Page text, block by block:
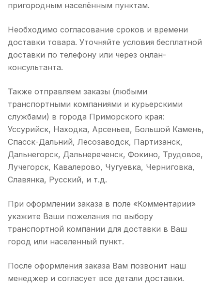
пригородным населённым пунктам.
Необходимо согласование сроков и времени
доставки товара. Уточняйте условия бесплатной
доставки по телефону или через онлан-
консультанта.
Также отправляем заказы (любыми
транспортными компаниями и курьерскими
службами) в города Приморского края:
Уссурийск, Находка, Арсеньев, Большой Камень,
Спасск-Дальний, Лесозаводск, Партизанск,
Дальнегорск, Дальнереченск, Фокино, Трудовое,
Лучегорск, Кавалерово, Чугуевка, Черниговка,
Славянка, Русский, и т.д.
При оформлении заказа в поле «Комментарии»
укажите Ваши пожелания по выбору
транспортной компании для доставки в Ваш
город или населенный пункт.
После оформления заказа Вам позвонит наш
менеджер и согласует все детали доставки.